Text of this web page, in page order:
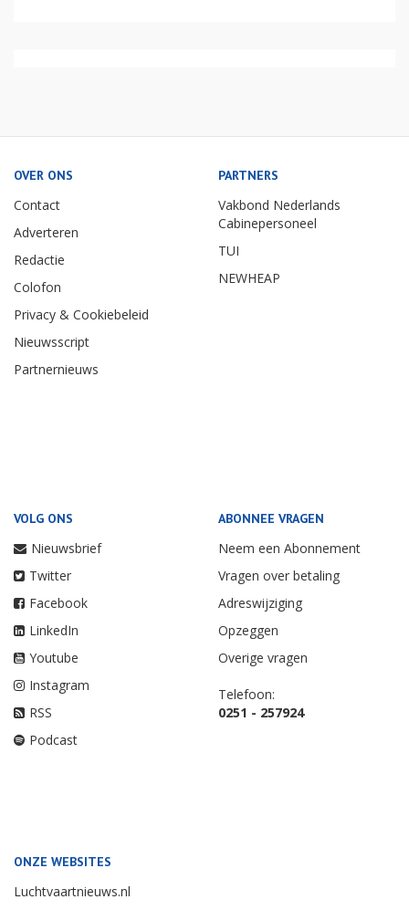
OVER ONS
Contact
Adverteren
Redactie
Colofon
Privacy & Cookiebeleid
Nieuwsscript
Partnernieuws
PARTNERS
Vakbond Nederlands
Cabinepersoneel
TUI
NEWHEAP
VOLG ONS
Nieuwsbrief
Twitter
Facebook
LinkedIn
Youtube
Instagram
RSS
Podcast
ABONNEE VRAGEN
Neem een Abonnement
Vragen over betaling
Adreswijziging
Opzeggen
Overige vragen
Telefoon:
0251 - 257924
ONZE WEBSITES
Luchtvaartnieuws.nl